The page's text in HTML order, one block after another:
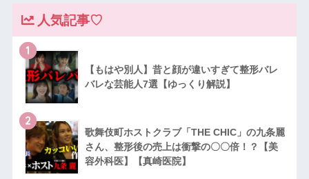
人気記事♡
1
【もはや別人】昔と顔が違いすぎて整形バレ
バレな芸能人7選【ゆっくり解説】
2
歌舞伎町ホストクラブ「THE CHIC」の九条麗
さん、整形後の売上は衝撃の〇〇倍！？【美
容外科医】【真崎医院】